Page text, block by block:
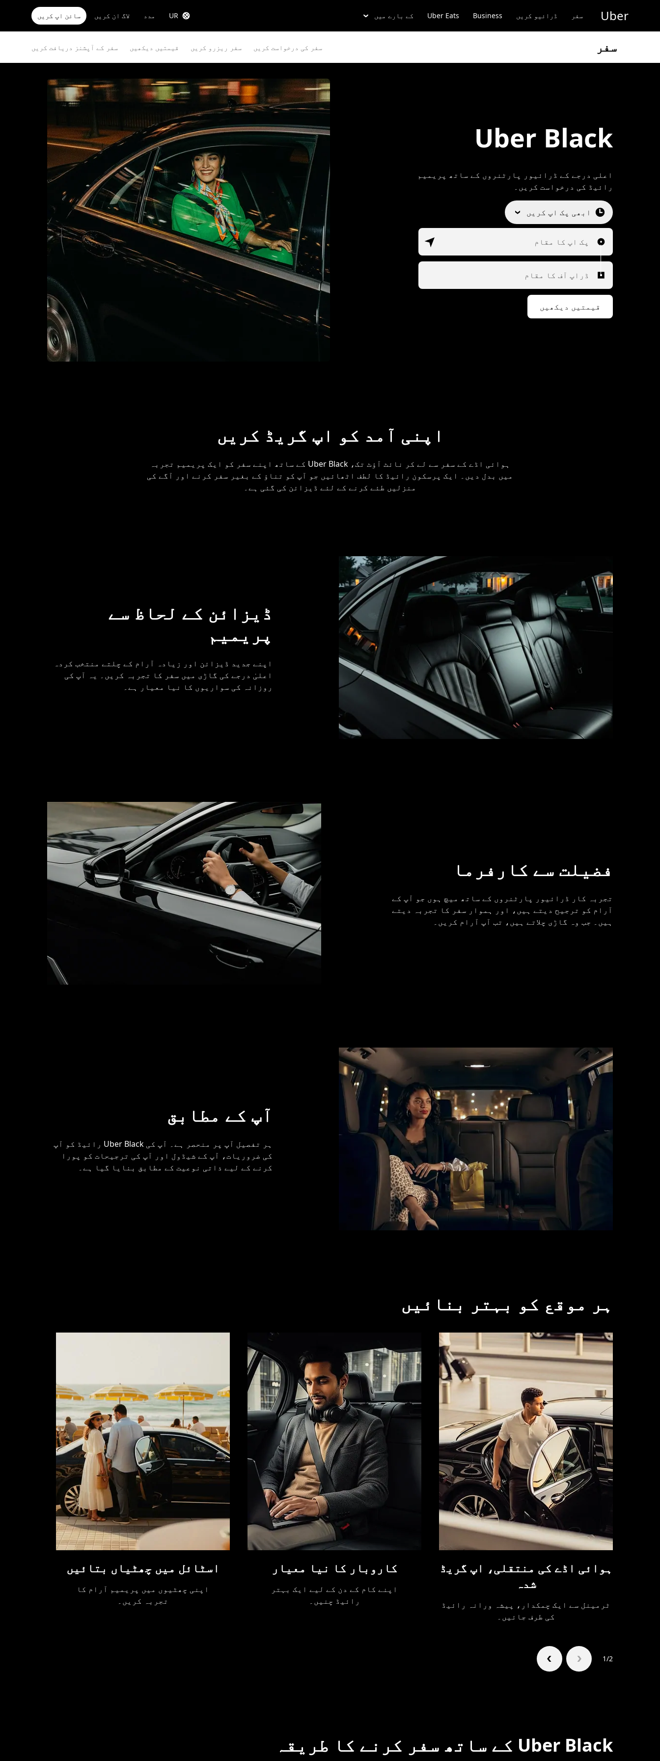
جائیں
Uber سفر ڈرائیو کریں Business
Uber Eats کے بارے میں UR مدد لاگ ان کریں سائن اپ کریں
سفر سفر کی درخواست کریں سفر ریزرو کریں قیمتیں دیکھیں سفر کے آپشنز دریافت کریں
Uber Black
اعلی درجے کے ڈرائیور پارٹنروں کے ساتھ پریمیم
رائیڈ کی درخواست کریں۔
ابھی پک اپ کریں
پک اپ کا مقام
ڈراپ آف کا مقام
قیمتیں دیکھیں
اپنی آمد کو اپ گریڈ کریں
ہوائی اڈے کے سفر سے لے کر نائٹ آؤٹ تک، Uber Black کے ساتھ اپنے سفر کو ایک پریمیم تجربہ
میں بدل دیں۔ ایک پرسکون رائیڈ کا لطف اٹھائیں جو آپ کو تناؤ کے بغیر سفر کرنے اور آگے کی
منزلیں طئے کرنے کے لئے ڈیزائن کی گئی ہے۔
ڈیزائن کے لحاظ سے
پریمیم
اپنے جدید ڈیزائن اور زیادہ آرام کے چلتے منتخب کردہ
اعلیٰ درجے کی گاڑی میں سفر کا تجربہ کریں۔ یہ آپ کی
روزانہ کی سواریوں کا نیا معیار ہے۔
فضیلت سے کارفرما
تجربہ کار ڈرائیور پارٹنروں کے ساتھ میچ ہوں جو آپ کے
آرام کو ترجیح دیتے ہیں، اور ہموار سفر کا تجربہ دیتے
ہیں۔ جب وہ گاڑی چلاتے ہیں، تب آپ آرام کریں۔
آپ کے مطابق
ہر تفصیل آپ پر منحصر ہے۔ آپ کی Uber Black رائیڈ کو آپ
کی ضروریات، آپ کے شیڈول اور آپ کی ترجیحات کو پورا
کرنے کے لیے ذاتی نوعیت کے مطابق بنایا گیا ہے۔
ہر موقع کو بہتر بنائیں
ہوائی اڈے کی منتقلی، اپ گریڈ
شدہ
ٹرمینل سے ایک چمکدار، پیشہ ورانہ رائیڈ
کی طرف جائیں۔
کاروبار کا نیا معیار
اپنے کام کے دن کے لیے ایک بہتر
رائیڈ چنیں۔
اسٹائل میں چھٹیاں بتائیں
اپنی چھٹیوں میں پریمیم آرام کا
تجربہ کریں۔
1/2
Uber Black کے ساتھ سفر کرنے کا طریقہ